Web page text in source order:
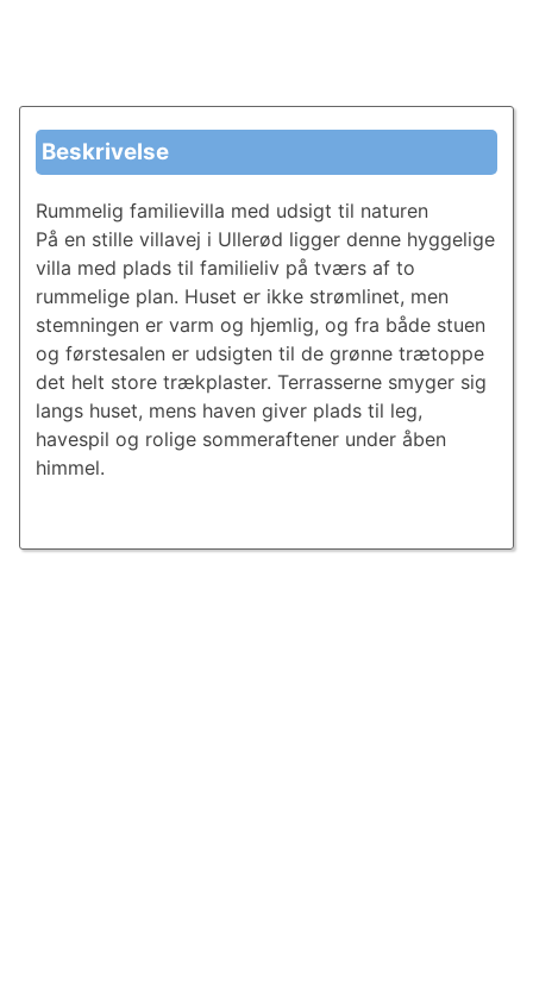
Beskrivelse
Rummelig familievilla med udsigt til naturen
På en stille villavej i Ullerød ligger denne hyggelige
villa med plads til familieliv på tværs af to
rummelige plan. Huset er ikke strømlinet, men
stemningen er varm og hjemlig, og fra både stuen
og førstesalen er udsigten til de grønne trætoppe
det helt store trækplaster. Terrasserne smyger sig
langs huset, mens haven giver plads til leg,
havespil og rolige sommeraftener under åben
himmel.